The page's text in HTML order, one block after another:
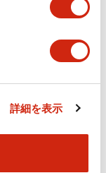
詳細を表示